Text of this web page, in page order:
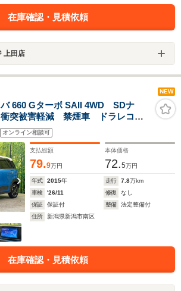
在庫確認・見積依頼
上田店
NEW
660 Gターボ SAII 4WD SDナ
突被害軽減 禁煙車 ドラレコ
ッド ETC 純正15インチアル
ートエアコン Bluetooth フルセ
オンライン相談可
支払総額
79.9万円
本体価格
72.5万円
年式 2015年 走行 7.8万km
車検
'26/11 修復
なし
保証
保証付 整備
法定整備付
住所
新潟県新潟市南区
在庫確認・見積依頼